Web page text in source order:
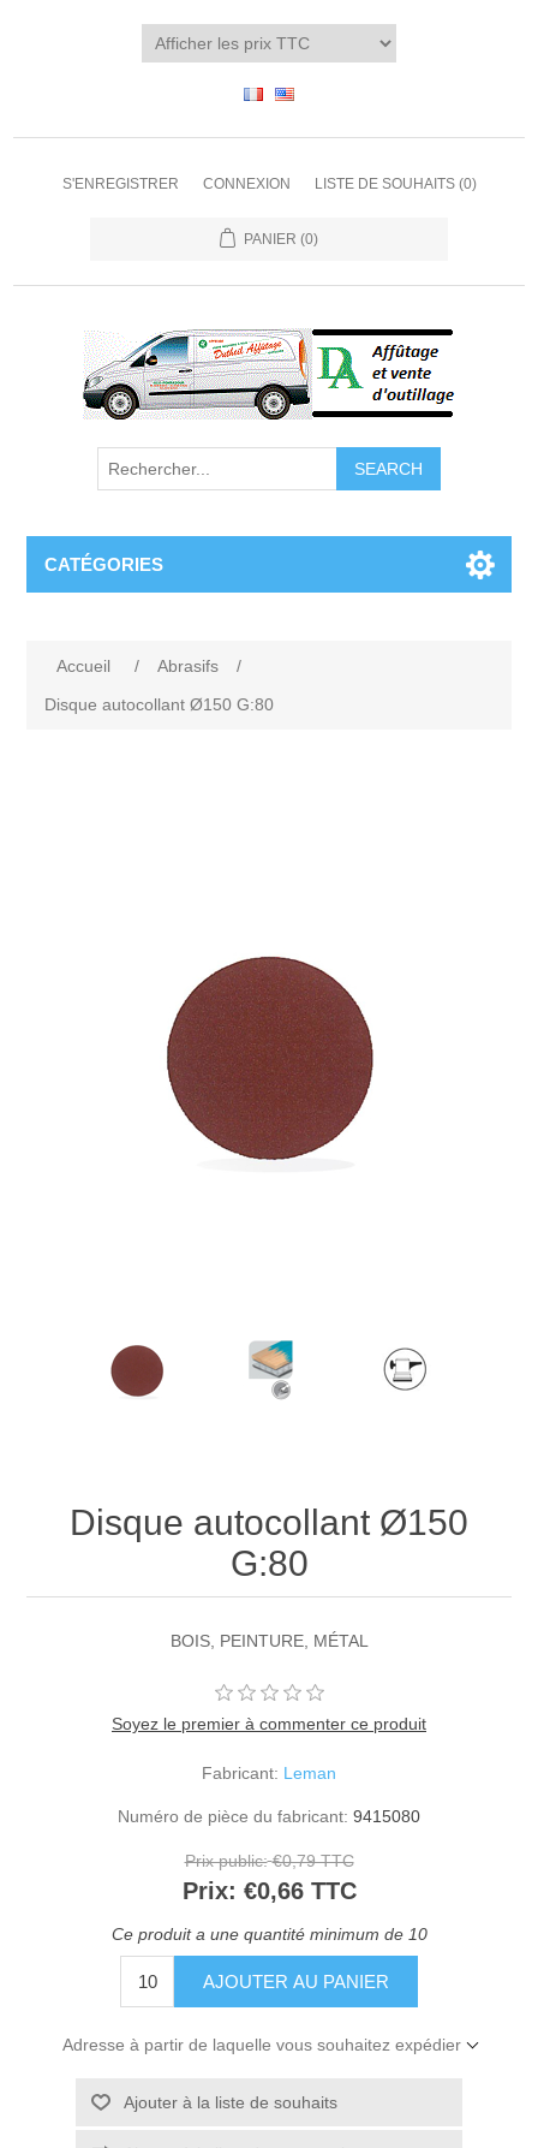
S'ENREGISTRER CONNEXION LISTE DE SOUHAITS (0)
PANIER (0)
CATÉGORIES
Accueil / Abrasifs
/
Disque autocollant Ø150 G:80
Disque autocollant Ø150
G:80
BOIS, PEINTURE, MÉTAL
Soyez le premier à commenter ce produit
Fabricant: Leman
Numéro de pièce du fabricant: 9415080
Prix public: €0,79 TTC
Prix: €0,66 TTC
Ce produit a une quantité minimum de 10
Adresse à partir de laquelle vous souhaitez expédier